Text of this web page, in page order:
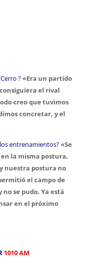
?«Era un partido
el rival
creo que tuvimos
concretar, y el
entrenamientos?«Se
la misma postura,
nuestra postura no
el campo de
no se pudo. Ya está
en el próximo
1010 AM